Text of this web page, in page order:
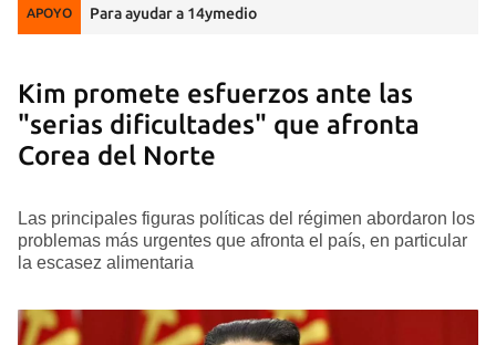
APOYO Para ayudar a 14ymedio
Kim promete esfuerzos ante las
"serias dificultades" que afronta
Corea del Norte
Las principales figuras políticas del régimen abordaron los
problemas más urgentes que afronta el país, en particular
la escasez alimentaria